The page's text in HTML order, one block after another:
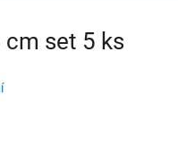
cm set 5 ks